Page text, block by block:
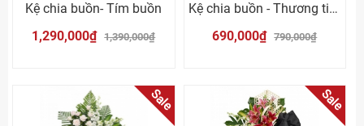
Kệ chia buồn- Tím buồn
1,290,000₫ 1,390,000₫
Kệ chia buồn - Thương tiếc
690,000₫ 790,000₫
Sale Sale